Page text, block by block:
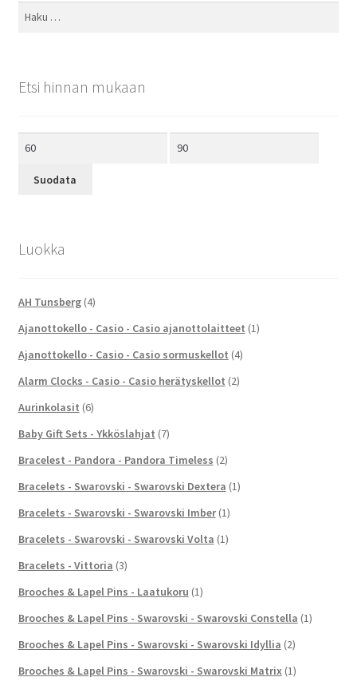
Haku:
Etsi hinnan mukaan
Suodata
Luokka
AH Tunsberg (4)
Ajanottokello - Casio - Casio ajanottolaitteet (1)
Ajanottokello - Casio - Casio sormuskellot (4)
Alarm Clocks - Casio - Casio herätyskellot (2)
Aurinkolasit (6)
Baby Gift Sets - Ykköslahjat (7)
Bracelest - Pandora - Pandora Timeless (2)
Bracelets - Swarovski - Swarovski Dextera (1)
Bracelets - Swarovski - Swarovski Imber (1)
Bracelets - Swarovski - Swarovski Volta (1)
Bracelets - Vittoria (3)
Brooches & Lapel Pins - Laatukoru (1)
Brooches & Lapel Pins - Swarovski - Swarovski Constella (1)
Brooches & Lapel Pins - Swarovski - Swarovski Idyllia (2)
Brooches & Lapel Pins - Swarovski - Swarovski Matrix (1)